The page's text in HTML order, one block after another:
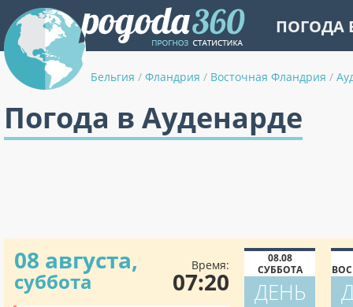
ПОГОДА
Бельгия / Фландрия / Восточная Фландрия /
Погода в Ауденарде
08 августа,
суббота
Время:
07:20
08.08
СУББОТА
ДЕНЬ